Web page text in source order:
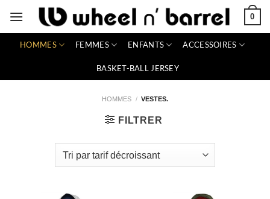
0
HOMMES FEMMES ENFANTS ACCESSOIRES
BASKET-BALL JERSEY
HOMMES / VESTES.
FILTRER